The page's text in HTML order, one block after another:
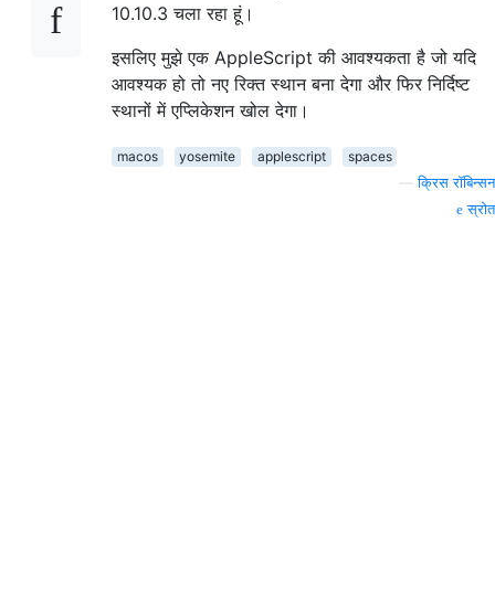
10.10.3 चला रहा हूं।
इसलिए मुझे एक AppleScript की आवश्यकता है जो यदि
आवश्यक हो तो नए रिक्त स्थान बना देगा और फिर निर्दिष्ट
स्थानों में एप्लिकेशन खोल देगा।
macos yosemite applescript
spaces
—क्रिस रॉबिन्सन
स्रोत